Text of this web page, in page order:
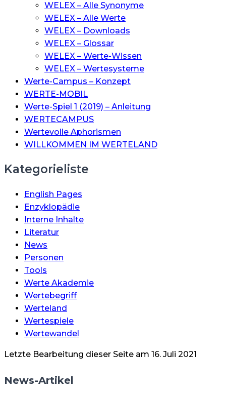
WELEX – Alle Synonyme
WELEX – Alle Werte
WELEX – Downloads
WELEX – Glossar
WELEX – Werte-Wissen
WELEX – Wertesysteme
Werte-Campus – Konzept
WERTE-MOBIL
Werte-Spiel 1 (2019) – Anleitung
WERTECAMPUS
Wertevolle Aphorismen
WILLKOMMEN IM WERTELAND
Kategorieliste
English Pages
Enzyklopädie
Interne Inhalte
Literatur
News
Personen
Tools
Werte Akademie
Wertebegriff
Werteland
Wertespiele
Wertewandel
Letzte Bearbeitung dieser Seite am 16. Juli 2021
News-Artikel